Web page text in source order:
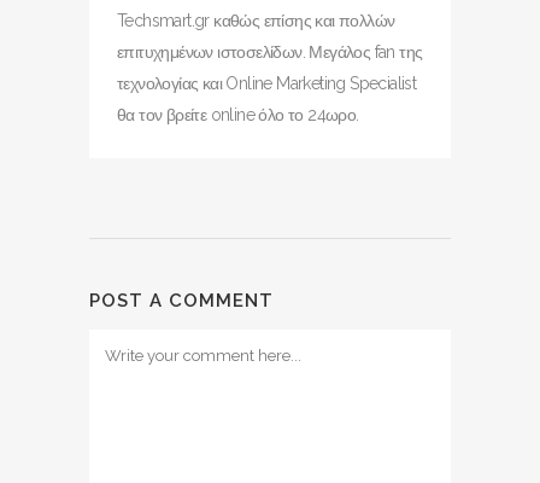
Techsmart.gr καθώς επίσης και πολλών
επιτυχημένων ιστοσελίδων. Μεγάλος fan της
τεχνολογίας και Online Marketing Specialist
θα τον βρείτε online όλο το 24ωρο.
POST A COMMENT